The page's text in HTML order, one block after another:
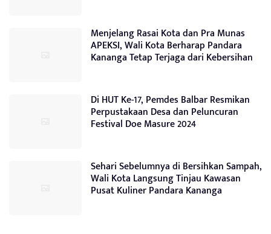
Menjelang Rasai Kota dan Pra Munas
APEKSI, Wali Kota Berharap Pandara
Kananga Tetap Terjaga dari Kebersihan
Di HUT Ke-17, Pemdes Balbar Resmikan
Perpustakaan Desa dan Peluncuran
Festival Doe Masure 2024
Sehari Sebelumnya di Bersihkan Sampah,
Wali Kota Langsung Tinjau Kawasan
Pusat Kuliner Pandara Kananga